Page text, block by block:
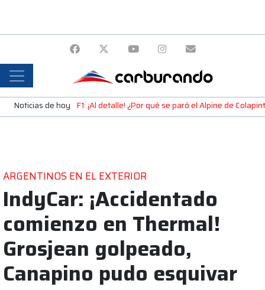
Noticias de hoy F1: ¡Al detalle! ¿Por qué se paró el Alpine de
ARGENTINOS EN EL EXTERIOR
IndyCar: ¡Accidentado
comienzo en Thermal!
Grosjean golpeado,
Canapino pudo esquivar